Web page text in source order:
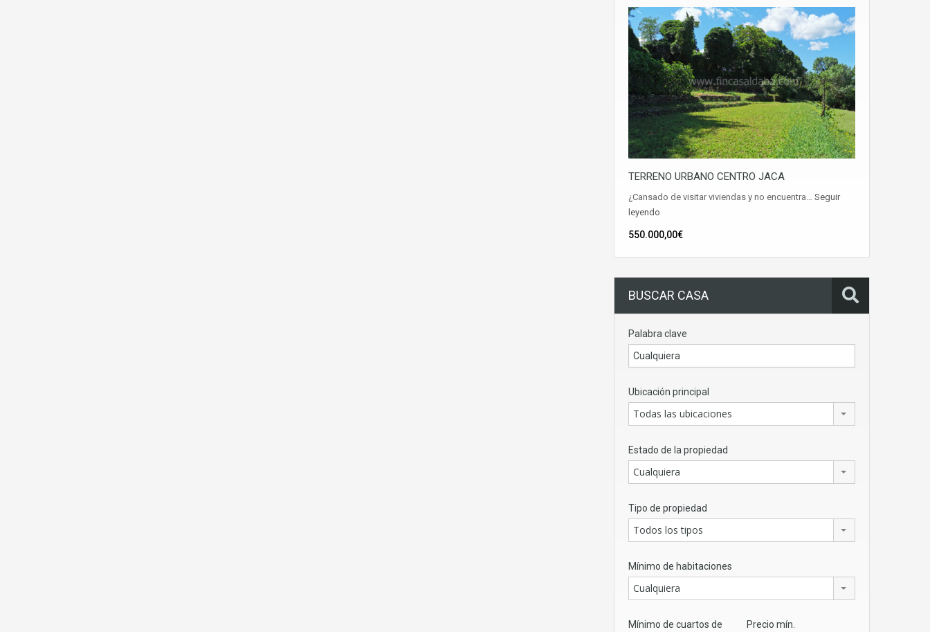
TERRENO URBANO CENTRO JACA
¿Cansado de visitar viviendas y no encuentra… Seguir
leyendo
550.000,00€
BUSCAR CASA
Palabra clave
Ubicación principal
Todas las ubicaciones
Estado de la propiedad
Cualquiera
Tipo de propiedad
Todos los tipos
Mínimo de habitaciones
Cualquiera
Mínimo de cuartos de
Precio mín.